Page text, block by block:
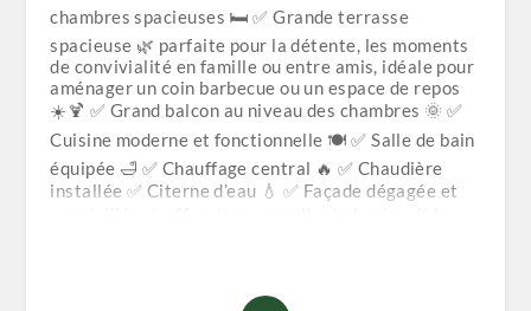
chambres spacieuses 🛏️ ✅ Grande terrasse
spacieuse 🌿 parfaite pour la détente, les moments
de convivialité en famille ou entre amis, idéale pour
aménager un coin barbecue ou un espace de repos
☀️🍹 ✅ Grand balcon au niveau des chambres 🌞 ✅
Cuisine moderne et fonctionnelle 🍽️ ✅ Salle de bain
équipée 🛁 ✅ Chauffage central 🔥 ✅ Chaudière
installée ✅ Citerne d’eau 💧 ✅ Façade dégagée et
commodités : 🛒 Supérettes 🕌 Mosquée 🏫 Écoles